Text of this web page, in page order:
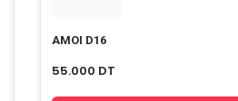
AMOI D16
55.000 DT